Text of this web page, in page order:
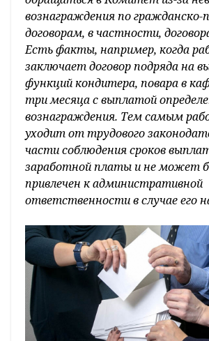
вознаграждения по гражданско-
договорам, в частности,
Есть факты, например, когда
заключает договор подряда на
функций кондитера, повара в
три месяца с выплатой
вознаграждения. Тем самым
уходит от трудового
части соблюдения сроков
заработной платы и не может
привлечен к административной
ответственности в случае его